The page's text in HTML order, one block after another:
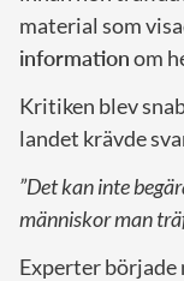
material som
informationom
Kritiken blev
landet krävde
”Det kan inte
människor man
Experter började